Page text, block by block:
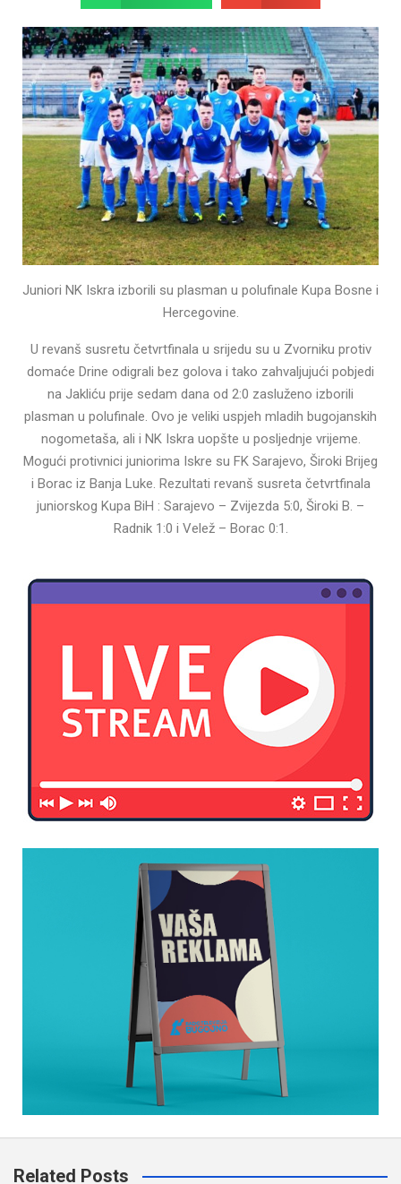
Juniori NK Iskra izborili su plasman u polufinale Kupa Bosne i
Hercegovine.
U revanš susretu četvrtfinala u srijedu su u Zvorniku protiv
domaće Drine odigrali bez golova i tako zahvaljujući pobjedi
na Jakliću prije sedam dana od 2:0 zasluženo izborili
plasman u polufinale. Ovo je veliki uspjeh mladih bugojanskih
nogometaša, ali i NK Iskra uopšte u posljednje vrijeme.
Mogući protivnici juniorima Iskre su FK Sarajevo, Široki Brijeg
i Borac iz Banja Luke. Rezultati revanš susreta četvrtfinala
juniorskog Kupa BiH : Sarajevo – Zvijezda 5:0, Široki B. –
Radnik 1:0 i Velež – Borac 0:1.
Related Posts